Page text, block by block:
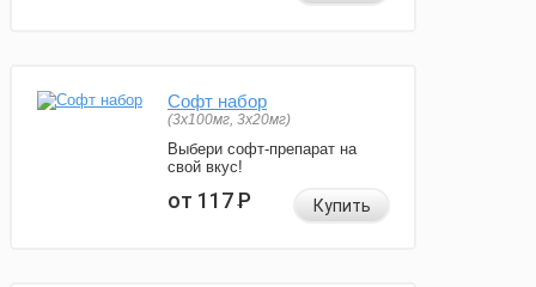
Софт набор
(3x100мг, 3x20мг)
Выбери софт-препарат на
свой вкус!
от 117Р Купить